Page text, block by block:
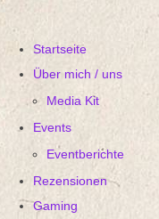
Startseite
Über mich / uns
Media Kit
Events
Eventberichte
Rezensionen
Gaming